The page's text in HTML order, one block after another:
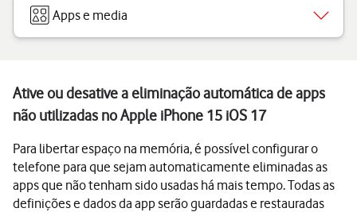
Apps e media
Ative ou desative a eliminação automática de apps
não utilizadas no Apple iPhone 15 iOS 17
Para libertar espaço na memória, é possível configurar o
telefone para que sejam automaticamente eliminadas as
apps que não tenham sido usadas há mais tempo. Todas as
definições e dados da app serão guardadas e restauradas